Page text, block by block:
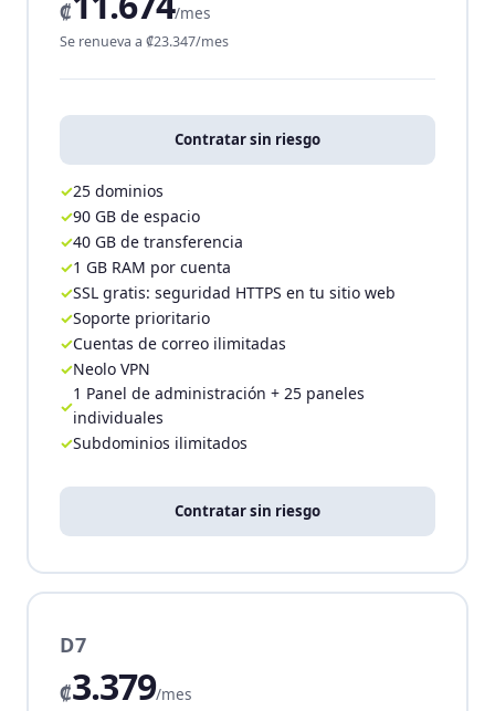
₡ /mes
Se renueva a ₡23.347/mes
Contratar sin riesgo
25 dominios
90 GB de espacio
40 GB de transferencia
1 GB RAM por cuenta
SSL gratis: seguridad HTTPS en tu sitio web
Soporte prioritario
Cuentas de correo ilimitadas
Neolo VPN
1 Panel de administración + 25 paneles
individuales
Subdominios ilimitados
Contratar sin riesgo
D7
₡3.379/mes